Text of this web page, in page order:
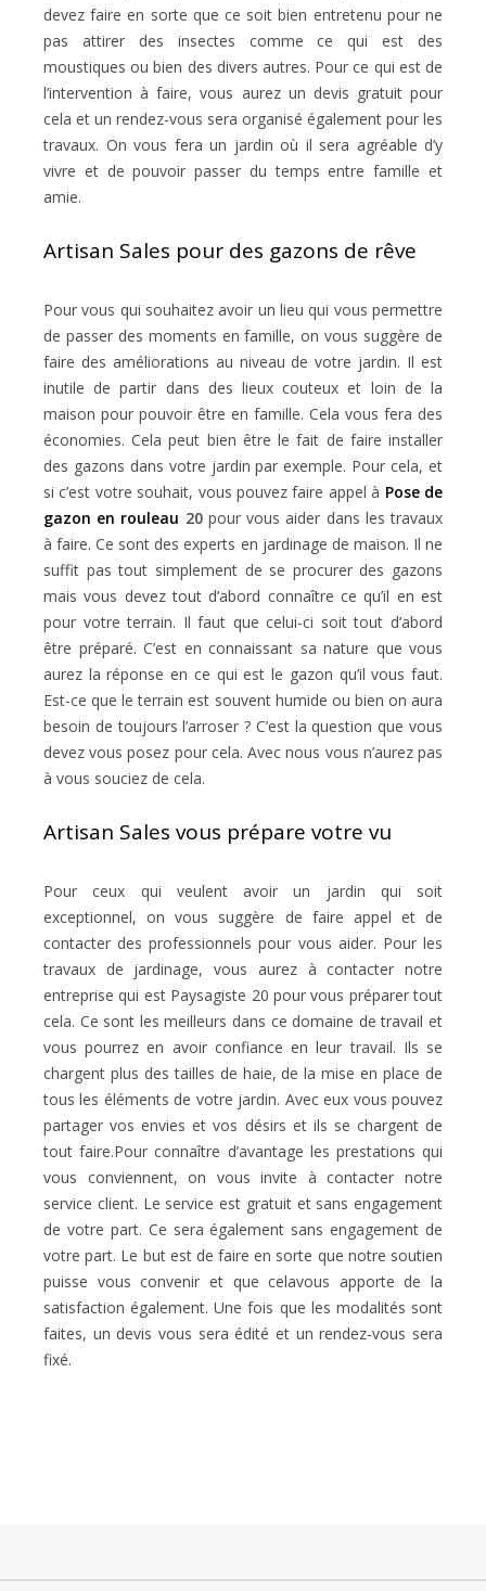
devez faire en sorte que ce soit bien entretenu pour ne
pas attirer des insectes comme ce qui est des
moustiques ou bien des divers autres. Pour ce qui est de
l’intervention à faire, vous aurez un devis gratuit pour
cela et un rendez-vous sera organisé également pour les
travaux. On vous fera un jardin où il sera agréable d’y
vivre et de pouvoir passer du temps entre famille et
amie.
Artisan Sales pour des gazons de rêve
Pour vous qui souhaitez avoir un lieu qui vous permettre
de passer des moments en famille, on vous suggère de
faire des améliorations au niveau de votre jardin. Il est
inutile de partir dans des lieux couteux et loin de la
maison pour pouvoir être en famille. Cela vous fera des
économies. Cela peut bien être le fait de faire installer
des gazons dans votre jardin par exemple. Pour cela, et
si c’est votre souhait, vous pouvez faire appel à Pose de
gazon en rouleau 20pour vous aider dans les travaux
à faire. Ce sont des experts en jardinage de maison. Il ne
suffit pas tout simplement de se procurer des gazons
mais vous devez tout d’abord connaître ce qu’il en est
pour votre terrain. Il faut que celui-ci soit tout d’abord
être préparé. C’est en connaissant sa nature que vous
aurez la réponse en ce qui est le gazon qu’il vous faut.
Est-ce que le terrain est souvent humide ou bien on aura
besoin de toujours l’arroser ? C’est la question que vous
devez vous posez pour cela. Avec nous vous n’aurez pas
à vous souciez de cela.
Artisan Sales vous prépare votre vu
Pour ceux qui veulent avoir un jardin qui soit
exceptionnel, on vous suggère de faire appel et de
contacter des professionnels pour vous aider. Pour les
travaux de jardinage, vous aurez à contacter notre
entreprise qui est Paysagiste 20 pour vous préparer tout
cela. Ce sont les meilleurs dans ce domaine de travail et
vous pourrez en avoir confiance en leur travail. Ils se
chargent plus des tailles de haie, de la mise en place de
tous les éléments de votre jardin. Avec eux vous pouvez
partager vos envies et vos désirs et ils se chargent de
tout faire.Pour connaître d’avantage les prestations qui
vous conviennent, on vous invite à contacter notre
service client. Le service est gratuit et sans engagement
de votre part. Ce sera également sans engagement de
votre part. Le but est de faire en sorte que notre soutien
puisse vous convenir et que celavous apporte de la
satisfaction également. Une fois que les modalités sont
faites, un devis vous sera édité et un rendez-vous sera
fixé.